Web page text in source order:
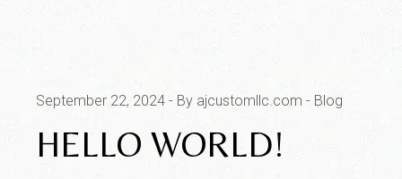
September 22, 2024 By ajcustomllc.com Blog
HELLO WORLD!